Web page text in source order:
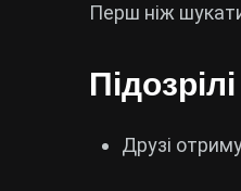
Перш ніж
Друзі